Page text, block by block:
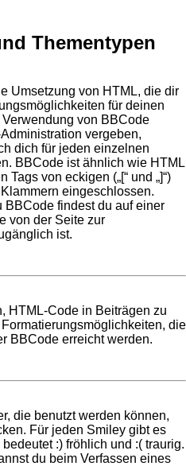
Thementypen
Umsetzung von HTML, die dir
für deinen
von BBCode
vergeben,
dich für jeden einzelnen
BBCode ist ähnlich wie HTML
von eckigen („[“ und „]“)
Klammern eingeschlossen.
BBCode findest du auf einer
von der Seite zur
ist.
HTML-Code in Beiträgen zu
die
BBCode erreicht werden.
die benutzt werden können,
Für jeden Smiley gibt es
:) fröhlich und :( traurig.
du beim Verfassen eines